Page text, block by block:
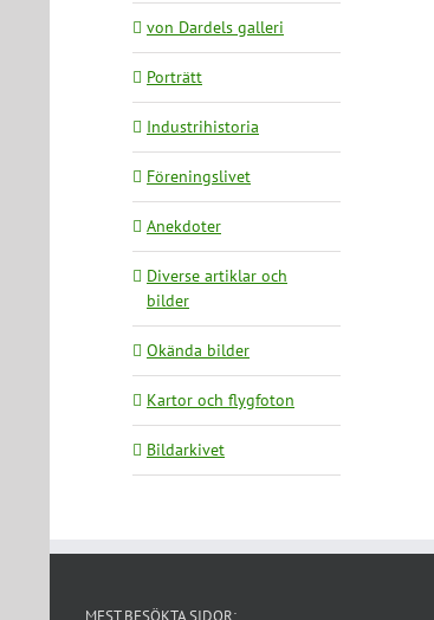
von Dardels galleri
Porträtt
Industrihistoria
Föreningslivet
Anekdoter
Diverse artiklar och
bilder
Okända bilder
Kartor och flygfoton
Bildarkivet
MEST BESÖKTA SIDOR: